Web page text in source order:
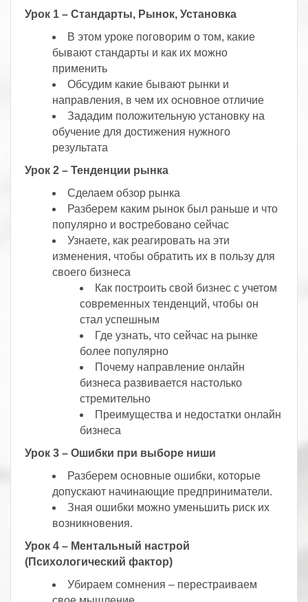
Урок 1 – Стандарты, Рынок, Установка
В этом уроке поговорим о том, какие
бывают стандарты и как их можно
применить
Обсудим какие бывают рынки и
направления, в чем их основное отличие
Зададим положительную установку на
обучение для достижения нужного
результата
Урок 2 – Тенденции рынка
Сделаем обзор рынка
Разберем каким рынок был раньше и что
популярно и востребовано сейчас
Узнаете, как реагировать на эти
изменения, чтобы обратить их в пользу для
своего бизнеса
Как построить свой бизнес с учетом
современных тенденций, чтобы он
стал успешным
Где узнать, что сейчас на рынке
более популярно
Почему направление онлайн
бизнеса развивается настолько
стремительно
Преимущества и недостатки онлайн
бизнеса
Урок 3 – Ошибки при выборе ниши
Разберем основные ошибки, которые
допускают начинающие предприниматели.
Зная ошибки можно уменьшить риск их
возникновения.
Урок 4 – Ментальный настрой
(Психологический фактор)
Убираем сомнения – перестраиваем